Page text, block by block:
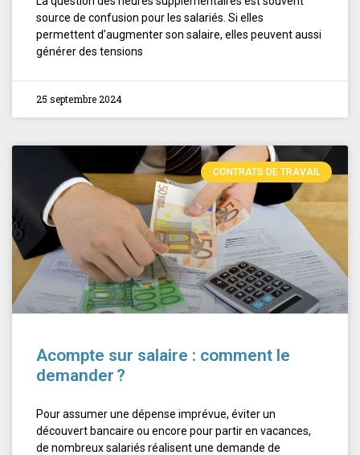
source de confusion pour les salariés. Si elles
permettent d’augmenter son salaire, elles peuvent aussi
générer des tensions
25 septembre 2024
CONTRATS DE TRAVAIL
Acompte sur salaire : comment le
demander ?
Pour assumer une dépense imprévue, éviter un
découvert bancaire ou encore pour partir en vacances,
de nombreux salariés réalisent une demande de